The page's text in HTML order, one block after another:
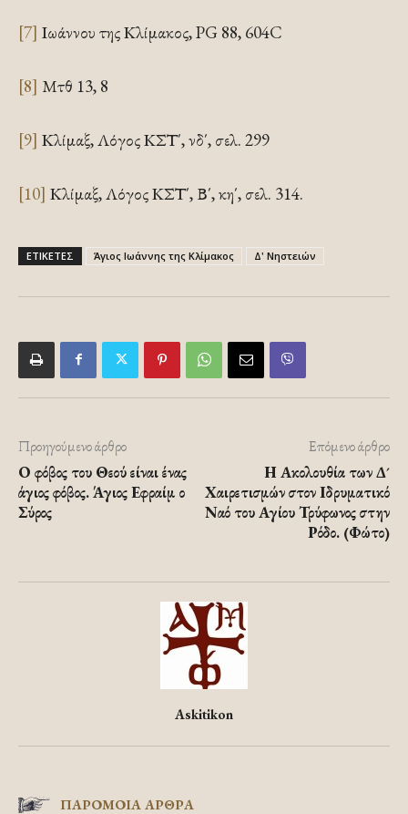
[7] Ιωάννου της Κλίμακος, PG 88, 604C
[8] Μτθ 13, 8
[9] Κλίμαξ, Λόγος ΚΣΤ΄, νδ΄, σελ. 299
[10] Κλίμαξ, Λόγος ΚΣΤ΄, Β΄, κη΄, σελ. 314.
ΕΤΙΚΕΤΕΣ Άγιος Ιωάννης της Κλίμακος Δ' Νηστειών
Προηγούμενο άρθρο
Ο φόβος του Θεού είναι ένας
άγιος φόβος. Άγιος Εφραίμ ο
Σύρος
Επόμενο άρθρο
Η Ακολουθία των Δ´
Χαιρετισμών στον Ιδρυματικό
Ναό του Αγίου Τρύφωνος στην
Ρόδο. (Φώτο)
Askitikon
ΠΑΡΟΜΟΙΑ ΑΡΘΡΑ